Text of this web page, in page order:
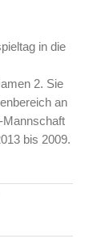
in die
2. Sie
an
Mannschaft
bis 2009.